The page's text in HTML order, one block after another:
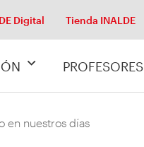
Digital Tienda INALDE
PROFESORES
en nuestros días